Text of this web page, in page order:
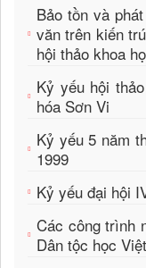
Bảo tồn và
văn trên kiến
hội thảo khoa
Kỷ yếu hội
hóa Sơn Vi
Kỷ yếu 5 năm
1999
Kỷ yếu đại hội
Các công trình
Dân tộc học